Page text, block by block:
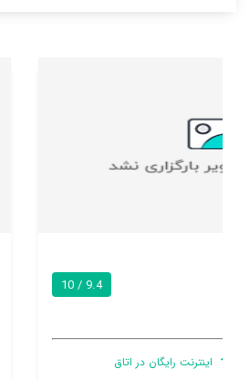
بالکن